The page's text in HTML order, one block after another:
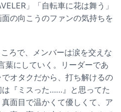
」「自転車に花は舞う」
の向こうのファンの気持ちを
ろで、メンバーは涙を交えな
葉にしていく。リーダーであ
オタクだから、打ち解けるの
『ミスった……』と思ってた
面目で温かくて優しくて、ア